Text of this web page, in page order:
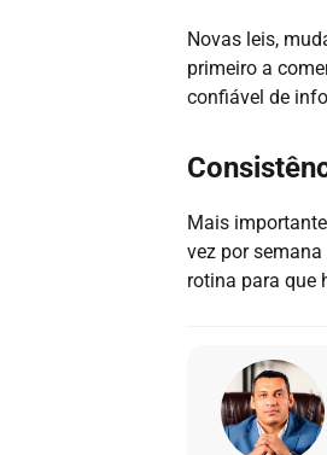
Novas leis,
primeiro a
confiável de
Mais
vez por
rotina para que